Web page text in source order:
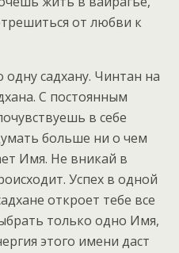
от любви к
садхану. Чинтан на
С постоянным
в себе
больше ни о чем
Имя. Не вникай в
Успех в одной
откроет тебе все
только одно Имя,
этого имени даст